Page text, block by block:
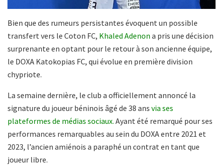
Bien que des rumeurs persistantes évoquent un possible
transfert vers le Coton FC, Khaled Adenon a pris une décision
surprenante en optant pour le retour à son ancienne équipe,
le DOXA Katokopias FC, qui évolue en première division
chypriote.
La semaine dernière, le club a officiellement annoncé la
signature du joueur béninois âgé de 38 ans via ses
plateformes de médias sociaux. Ayant été remarqué pour ses
performances remarquables au sein du DOXA entre 2021 et
2023, l’ancien amiénois a paraphé un contrat en tant que
joueur libre.